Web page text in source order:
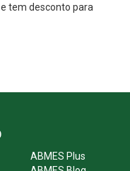
tem desconto para
ABMES Plus